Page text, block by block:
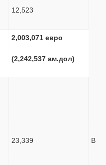
12,523
2,003,071 евро
(2,242,537ам.дол)
23,339 B